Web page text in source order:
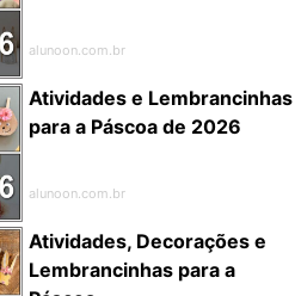
alunoon.com.br
Atividades e Lembrancinhas
para a Páscoa de 2026
alunoon.com.br
Atividades, Decorações e
Lembrancinhas para a